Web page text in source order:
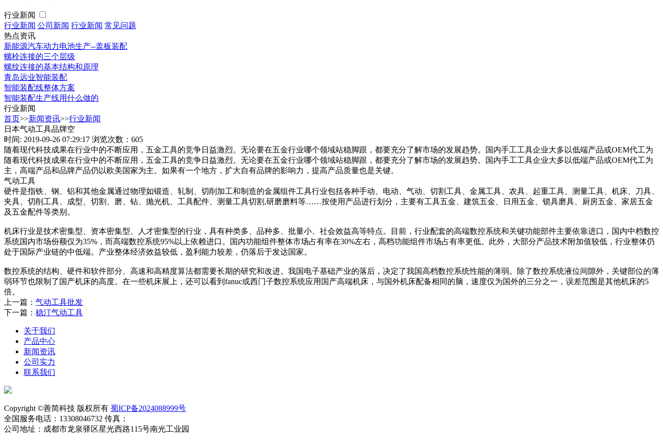
行业新闻
行业新闻 公司新闻 行业新闻 常见问题
热点资讯
新能源汽车动力电池生产--盖板装配
螺栓连接的三个层级
螺纹连接的基本结构和原理
青岛远业智能装配
智能装配线整体方案
智能装配生产线用什么做的
行业新闻
首页>>新闻资讯>>行业新闻
日本气动工具品牌空
时间: 2019-09-26 07:29:17 浏览次数：605
随着现代科技成果在行业中的不断应用，五金工具的竞争日益激烈。无论要在五金行业哪个领域站稳脚跟，都要充分了解市场的发展趋势。国内手工工具企业大多以低端产品或OEM代工为
随着现代科技成果在行业中的不断应用，五金工具的竞争日益激烈。无论要在五金行业哪个领域站稳脚跟，都要充分了解市场的发展趋势。国内手工工具企业大多以低端产品或OEM代工为
主，高端产品和品牌产品仍以欧美国家为主。如果有一个地方，扩大自有品牌的影响力，提高产品质量也是关键。
气动工具
硬件是指铁、钢、铝和其他金属通过物理如锻造、轧制、切削加工和制造的金属组件工具行业包括各种手动、电动、气动、切割工具、金属工具、农具、起重工具、测量工具、机床、刀具、
夹具、切削工具、成型、切割、磨、钻、抛光机、工具配件、测量工具切割,研磨磨料等……按使用产品进行划分，主要有工具五金、建筑五金、日用五金、锁具磨具、厨房五金、家居五金
及五金配件等类别。
机床行业是技术密集型、资本密集型、人才密集型的行业，具有种类多、品种多、批量小、社会效益高等特点。目前，行业配套的高端数控系统和关键功能部件主要依靠进口，国内中档数控
系统国内市场份额仅为35%，而高端数控系统95%以上依赖进口。国内功能组件整体市场占有率在30%左右，高档功能组件市场占有率更低。此外，大部分产品技术附加值较低，行业整体仍
处于国际产业链的中低端。产业整体经济效益较低，盈利能力较差，仍落后于发达国家。
数控系统的结构、硬件和软件部分、高速和高精度算法都需要长期的研究和改进。我国电子基础产业的落后，决定了我国高档数控系统性能的薄弱。除了数控系统液位间隙外，关键部位的薄
弱环节也限制了国产机床的高度。在一些机床展上，还可以看到fanuc或西门子数控系统应用国产高端机床，与国外机床配备相同的脑，速度仅为国外的三分之一，误差范围是其他机床的5
倍。
上一篇： 气动工具批发
下一篇： 稳汀气动工具
关于我们
产品中心
新闻资讯
公司实力
联系我们
Copyright ©善简科技 版权所有 蜀ICP备2024088999号
全国服务电话：13308046732 传真：
公司地址：成都市龙泉驿区星光西路115号南光工业园